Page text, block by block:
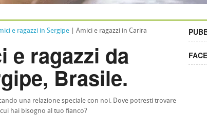
e ragazzi in Sergipe | Amici e ragazzi in Carira
e ragazzi da
Brasile.
una relazione speciale con noi. Dove potresti trovare
hai bisogno al tuo fianco?